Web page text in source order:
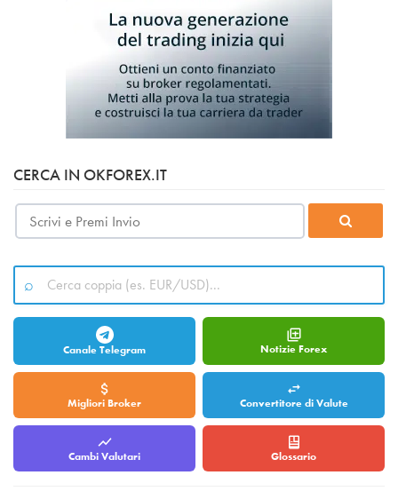
CERCA IN OKFOREX.IT
Canale Telegram Notizie Forex
Migliori Broker Convertitore di Valute
Cambi Valutari Glossario